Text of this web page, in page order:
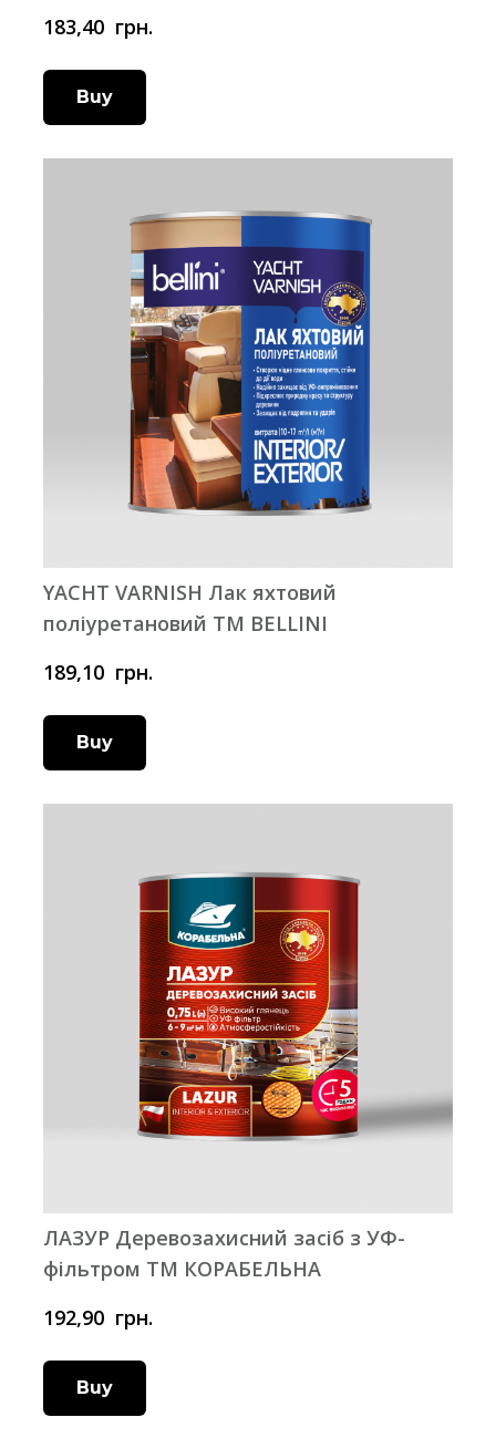
183,40  грн.
Buy
YACHT VARNISH Лак яхтовий
поліуретановий ТМ BELLINI
189,10  грн.
Buy
ЛАЗУР Деревозахисний засіб з УФ-
фільтром ТМ КОРАБЕЛЬНА
192,90  грн.
Buy